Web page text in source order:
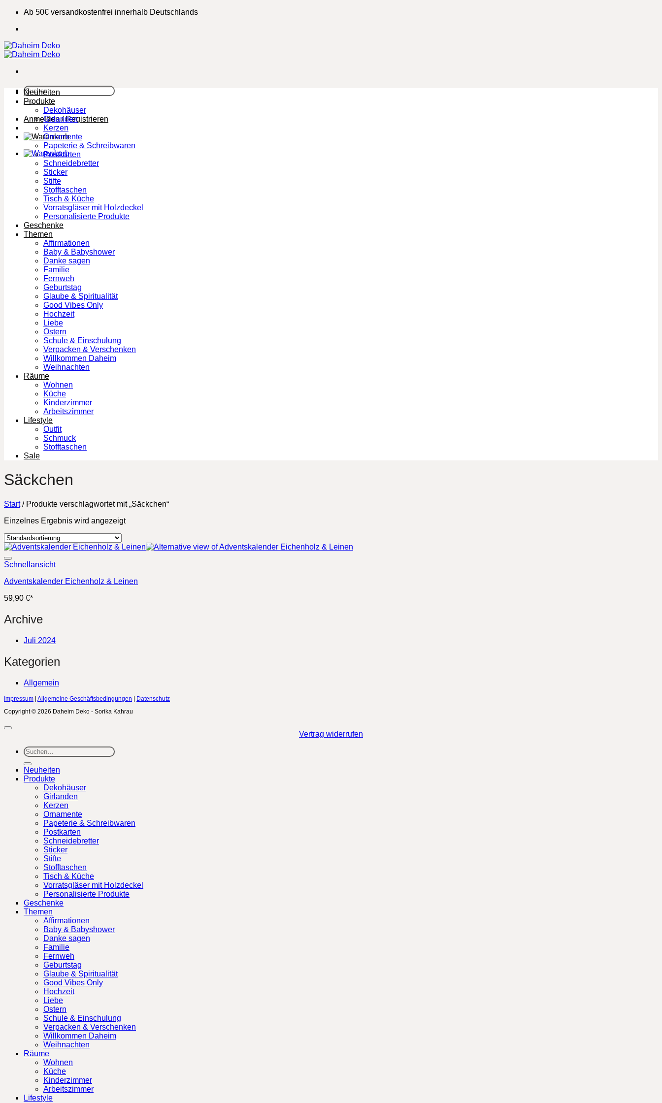
Zum
springen
Ab 50€ versandkostenfrei innerhalb Deutschlands
Suchen
nach:
Anmelden / Registrieren
Neuheiten
Produkte
Dekohäuser
Girlanden
Kerzen
Ornamente
Papeterie & Schreibwaren
Postkarten
Schneidebretter
Sticker
Stifte
Stofftaschen
Tisch & Küche
Vorratsgläser mit Holzdeckel
Personalisierte Produkte
Geschenke
Themen
Affirmationen
Baby & Babyshower
Danke sagen
Familie
Fernweh
Geburtstag
Glaube & Spiritualität
Good Vibes Only
Hochzeit
Liebe
Ostern
Schule & Einschulung
Verpacken & Verschenken
Willkommen Daheim
Weihnachten
Räume
Wohnen
Küche
Kinderzimmer
Arbeitszimmer
Lifestyle
Outfit
Schmuck
Stofftaschen
Sale
Säckchen
Start /Produkte verschlagwortet mit „Säckchen“
Einzelnes Ergebnis wird angezeigt
Schnellansicht
Adventskalender Eichenholz & Leinen
59,90 €*
Archive
Juli 2024
Kategorien
Allgemein
Impressum | Allgemeine Geschäftsbedingungen | Datenschutz
Copyright © 2026 Daheim Deko - Sorika Kahrau
Vertrag widerrufen
Suchen
nach:
Neuheiten
Produkte
Dekohäuser
Girlanden
Kerzen
Ornamente
Papeterie & Schreibwaren
Postkarten
Schneidebretter
Sticker
Stifte
Stofftaschen
Tisch & Küche
Vorratsgläser mit Holzdeckel
Personalisierte Produkte
Geschenke
Themen
Affirmationen
Baby & Babyshower
Danke sagen
Familie
Fernweh
Geburtstag
Glaube & Spiritualität
Good Vibes Only
Hochzeit
Liebe
Ostern
Schule & Einschulung
Verpacken & Verschenken
Willkommen Daheim
Weihnachten
Räume
Wohnen
Küche
Kinderzimmer
Arbeitszimmer
Lifestyle